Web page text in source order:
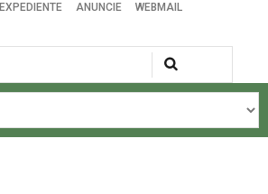
EXPEDIENTE ANUNCIE WEBMAIL